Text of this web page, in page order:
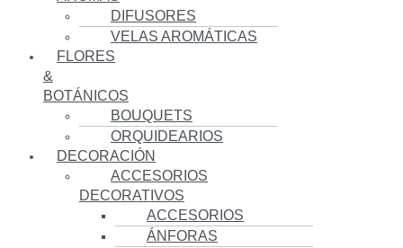
DIFUSORES
VELAS AROMÁTICAS
FLORES
&
BOTÁNICOS
BOUQUETS
ORQUIDEARIOS
DECORACIÓN
ACCESORIOS
DECORATIVOS
ACCESORIOS
ÁNFORAS